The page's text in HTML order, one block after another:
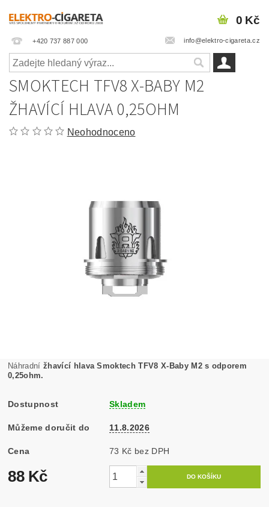
+420 737 887 000 info@elektro-cigareta.cz
0 Kč
SMOKTECH TFV8 X-BABY M2
ŽHAVÍCÍ HLAVA 0,25OHM
Neohodnoceno
Náhradní žhavící hlava Smoktech TFV8 X-Baby M2 s odporem
0,25ohm.
Dostupnost Skladem
Můžeme doručit do 11.8.2026
Cena 73 Kč bez DPH
88 Kč